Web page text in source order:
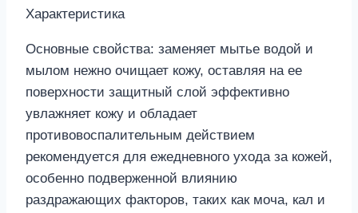
Характеристика
Основные свойства: заменяет мытье водой и
мылом нежно очищает кожу, оставляя на ее
поверхности защитный слой эффективно
увлажняет кожу и обладает
противовоспалительным действием
рекомендуется для ежедневного ухода за кожей,
особенно подверженной влиянию
раздражающих факторов, таких как моча, кал и